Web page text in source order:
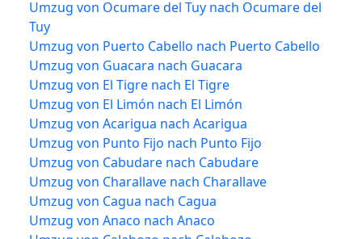
Umzug von Ocumare del Tuy nach Ocumare del
Tuy
Umzug von Puerto Cabello nach Puerto Cabello
Umzug von Guacara nach Guacara
Umzug von El Tigre nach El Tigre
Umzug von El Limón nach El Limón
Umzug von Acarigua nach Acarigua
Umzug von Punto Fijo nach Punto Fijo
Umzug von Cabudare nach Cabudare
Umzug von Charallave nach Charallave
Umzug von Cagua nach Cagua
Umzug von Anaco nach Anaco